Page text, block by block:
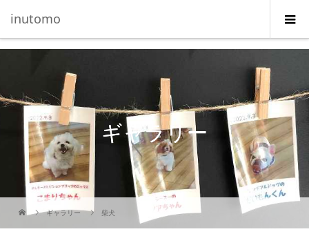
inutomo
ギャラリー
ギャラリー 柴犬